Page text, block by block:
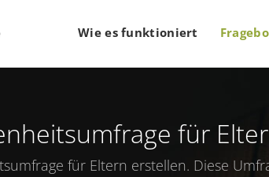
Wie es funktioniert
für
für Eltern erstellen. Diese